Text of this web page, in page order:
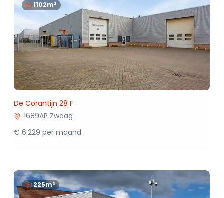
1102m²
De Corantijn 28 F
1689AP Zwaag
€ 6.229 per maand
225m²